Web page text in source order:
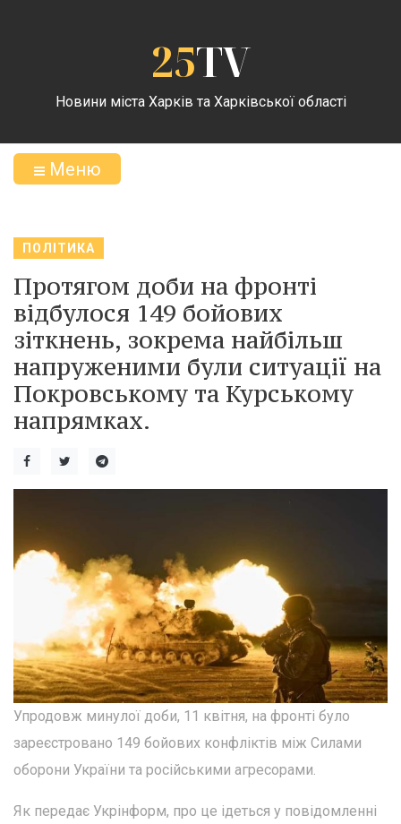
25TV
Новини міста Харків та Харківської області
Меню
ПОЛІТИКА
Протягом доби на фронті
відбулося 149 бойових
зіткнень, зокрема найбільш
напруженими були ситуації на
Покровському та Курському
напрямках.
Упродовж минулої доби, 11 квітня, на фронті було
зареєстровано 149 бойових конфліктів між Силами
оборони України та російськими агресорами.
Як передає Укрінформ, про це ідеться у повідомленні